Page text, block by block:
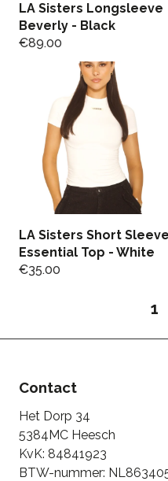
LA Sisters Longsleeve
Beverly - Black
€89.00
LA Sisters Short Sleeve
Essential Top - White
€35.00
1
Contact
Het Dorp 34
5384MC Heesch
KvK: 84841923
BTW-nummer: